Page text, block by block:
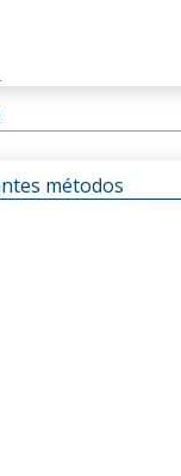
métodos